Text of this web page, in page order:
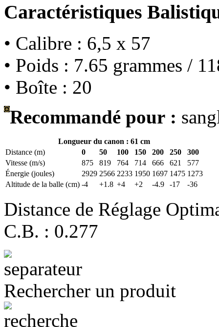
Caractéristiques
• Calibre : 6,5 x 57
• Poids : 7.65 grammes /
• Boîte : 20
Recommandé pour :
Longueur du canon : 61 cm
Distance (m)
0 50 100 150 200 250
300
Vitesse (m/s)
875 819 764 714 666 621
577
Énergie (joules)
2929 2566 2233 1950 1697 1475 1273
Altitude de la balle (cm) -4 +1.8 +4 +2 -4.9 -17 -36
Distance de Réglage
C.B. : 0.277
Rechercher un produit